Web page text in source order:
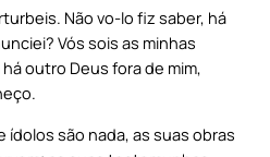
Não vo-lo fiz saber, há
Vós sois as minhas
outro Deus fora de mim,
são nada, as suas obras